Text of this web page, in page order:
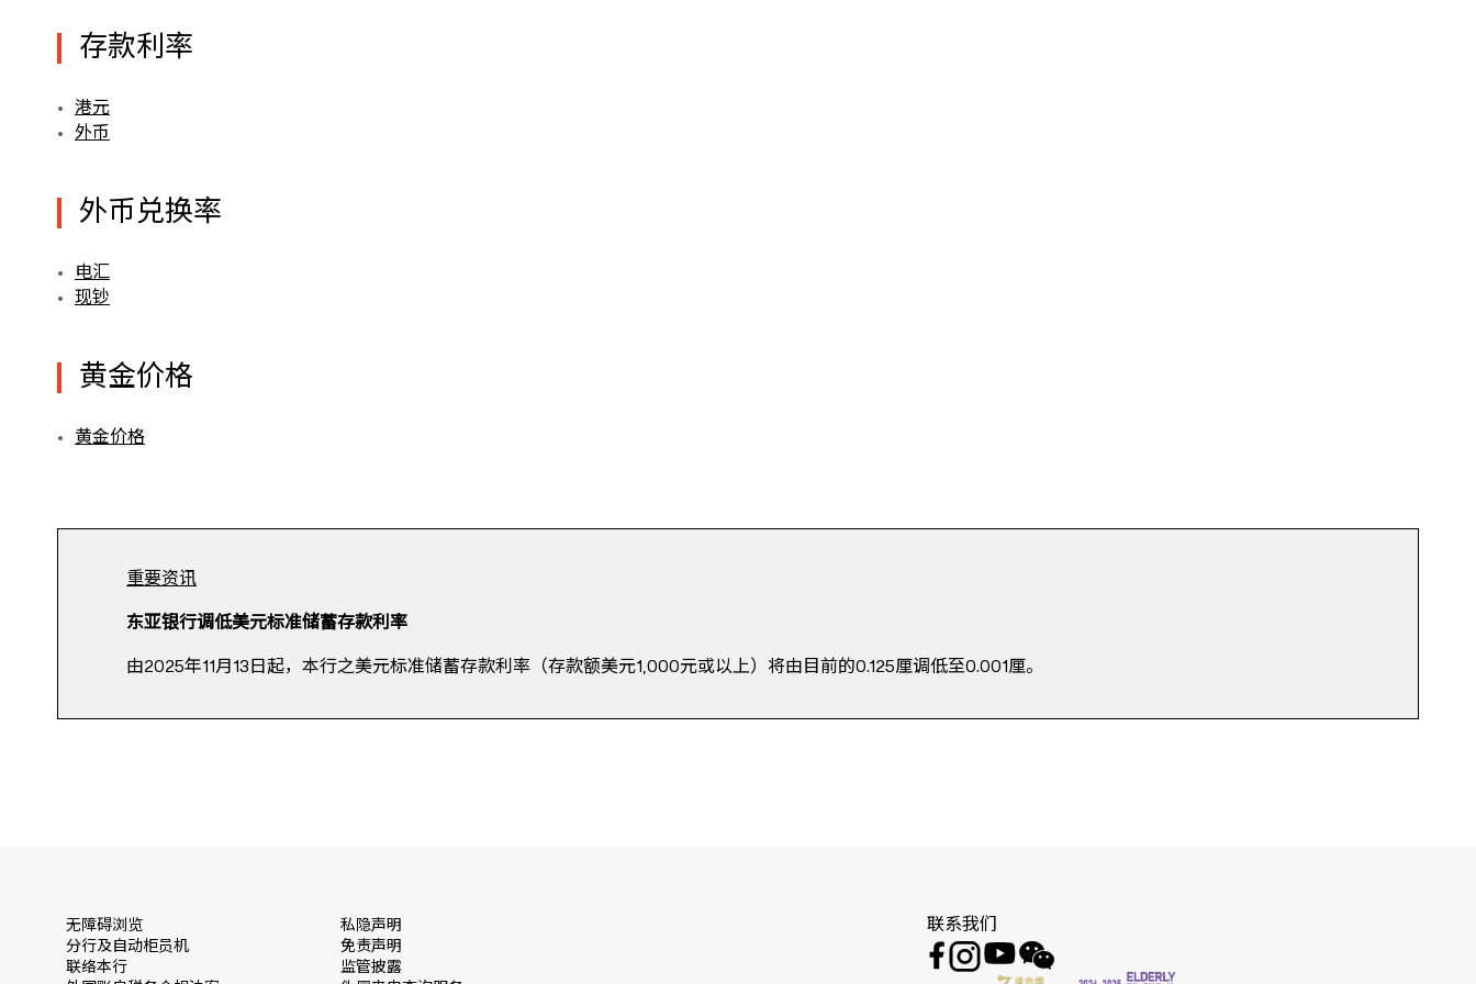
存款利率
港元
外币
外币兑换率
电汇
现钞
黄金价格
黄金价格
重要资讯
东亚银行调低美元标准储蓄存款利率
由2025年11月13日起，本行之美元标准储蓄存款利率（存款额美元1,000元或以上）将由目前的0.125厘调低至0.001厘。
无障碍浏览
分行及自动柜员机
联络本行
私隐声明
免责声明
监管披露
联系我们